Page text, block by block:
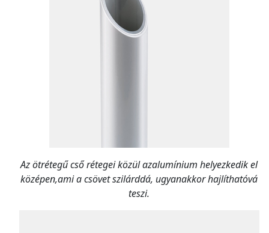
Az ötrétegű cső rétegei közül azalumínium helyezkedik el
középen,ami a csövet szilárddá, ugyanakkor hajlíthatóvá
teszi.